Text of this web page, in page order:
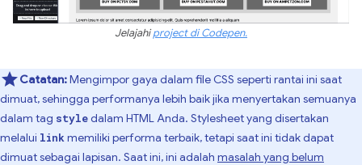
Jelajahiproject di Codepen.
Catatan:Mengimpor gaya dalam file CSS seperti rantai ini saat
dimuat, sehingga performanya lebih baik jika menyertakan semuanya
dalam tag styledalam HTML Anda. Stylesheet yang disertakan
melalui link memiliki performa terbaik, tetapi saat ini tidak dapat
dimuat sebagai lapisan. Saat ini, ini adalah masalah yang belum